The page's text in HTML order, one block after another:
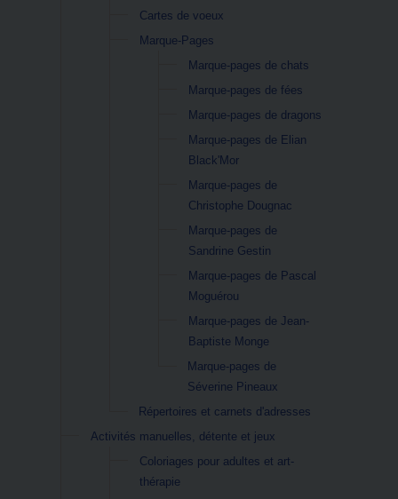
Cartes de voeux
Marque-Pages
Marque-pages de chats
Marque-pages de fées
Marque-pages de dragons
Marque-pages de Elian
Black'Mor
Marque-pages de
Christophe Dougnac
Marque-pages de
Sandrine Gestin
Marque-pages de Pascal
Moguérou
Marque-pages de Jean-
Baptiste Monge
Marque-pages de
Séverine Pineaux
Répertoires et carnets d'adresses
Activités manuelles, détente et jeux
Coloriages pour adultes et art-
thérapie